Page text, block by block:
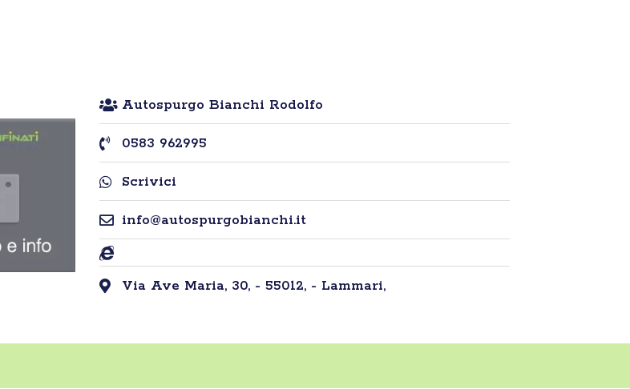
Autospurgo Bianchi Rodolfo
0583 962995
Scrivici
info@autospurgobianchi.it
Via Ave Maria, 30, - 55012, - Lammari,